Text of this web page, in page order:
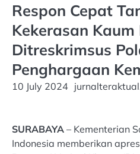
Respon Cepat
Kekerasan Kaum
Ditreskrimsus
Penghargaan
10 July 2024
SURABAYA – Kementerian
Indonesia memberikan